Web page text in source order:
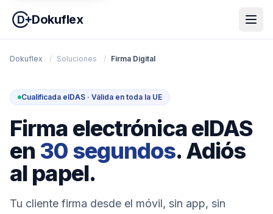
Dokuflex
Dokuflex / Soluciones / Firma Digital
Cualificada eIDAS · Válida en toda la UE
Firma electrónica eIDAS
en 30 segundos. Adiós
al papel.
Tu cliente firma desde el móvil, sin app, sin